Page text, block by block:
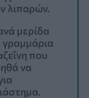
λιπαρών.
μερίδα
γραμμάρια
που
να